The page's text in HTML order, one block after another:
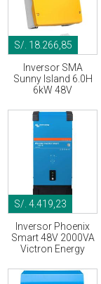
S/. 18.266,85
Inversor SMA
Sunny Island 6.0H
6kW 48V
S/. 4.419,23
Inversor Phoenix
Smart 48V 2000VA
Victron Energy